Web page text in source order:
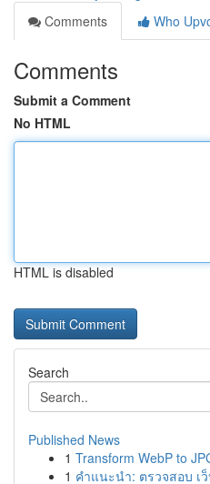
Comments
Who
Comments
Submit a Comment
No HTML
HTML is disabled
Search
Published News
1 Transform WebP to
1 คำแนะนำ: ตรวจสอบ เ